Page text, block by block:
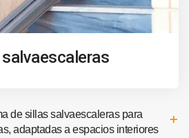
de sillas salvaescaleras para
adaptadas a espacios interiores